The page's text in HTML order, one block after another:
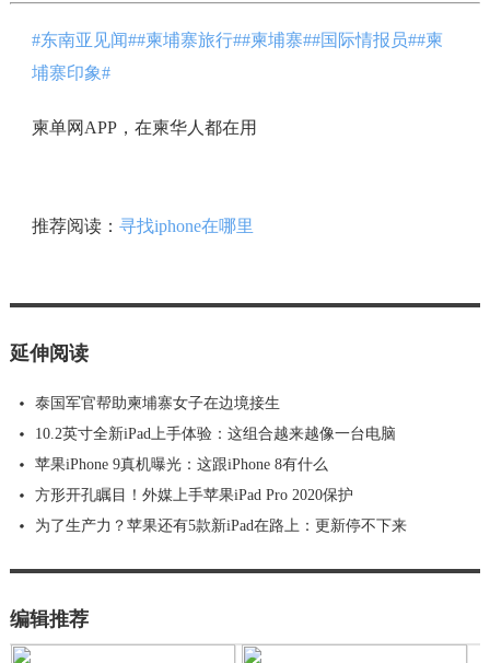
#东南亚见闻##柬埔寨旅行##柬埔寨##国际情报员##柬
埔寨印象#
柬单网APP，在柬华人都在用
推荐阅读： 寻找iphone在哪里
延伸阅读
泰国军官帮助柬埔寨女子在边境接生
10.2英寸全新iPad上手体验：这组合越来越像一台电脑
苹果iPhone 9真机曝光：这跟iPhone 8有什么
方形开孔瞩目！外媒上手苹果iPad Pro 2020保护
为了生产力？苹果还有5款新iPad在路上：更新停不下来
编辑推荐